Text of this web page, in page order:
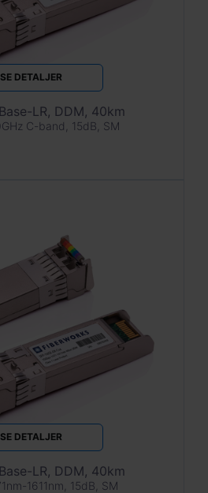
SE DETALJER
LR, DDM, 40km
C-band, 15dB, SM
SE DETALJER
LR, DDM, 40km
1611nm, 15dB, SM